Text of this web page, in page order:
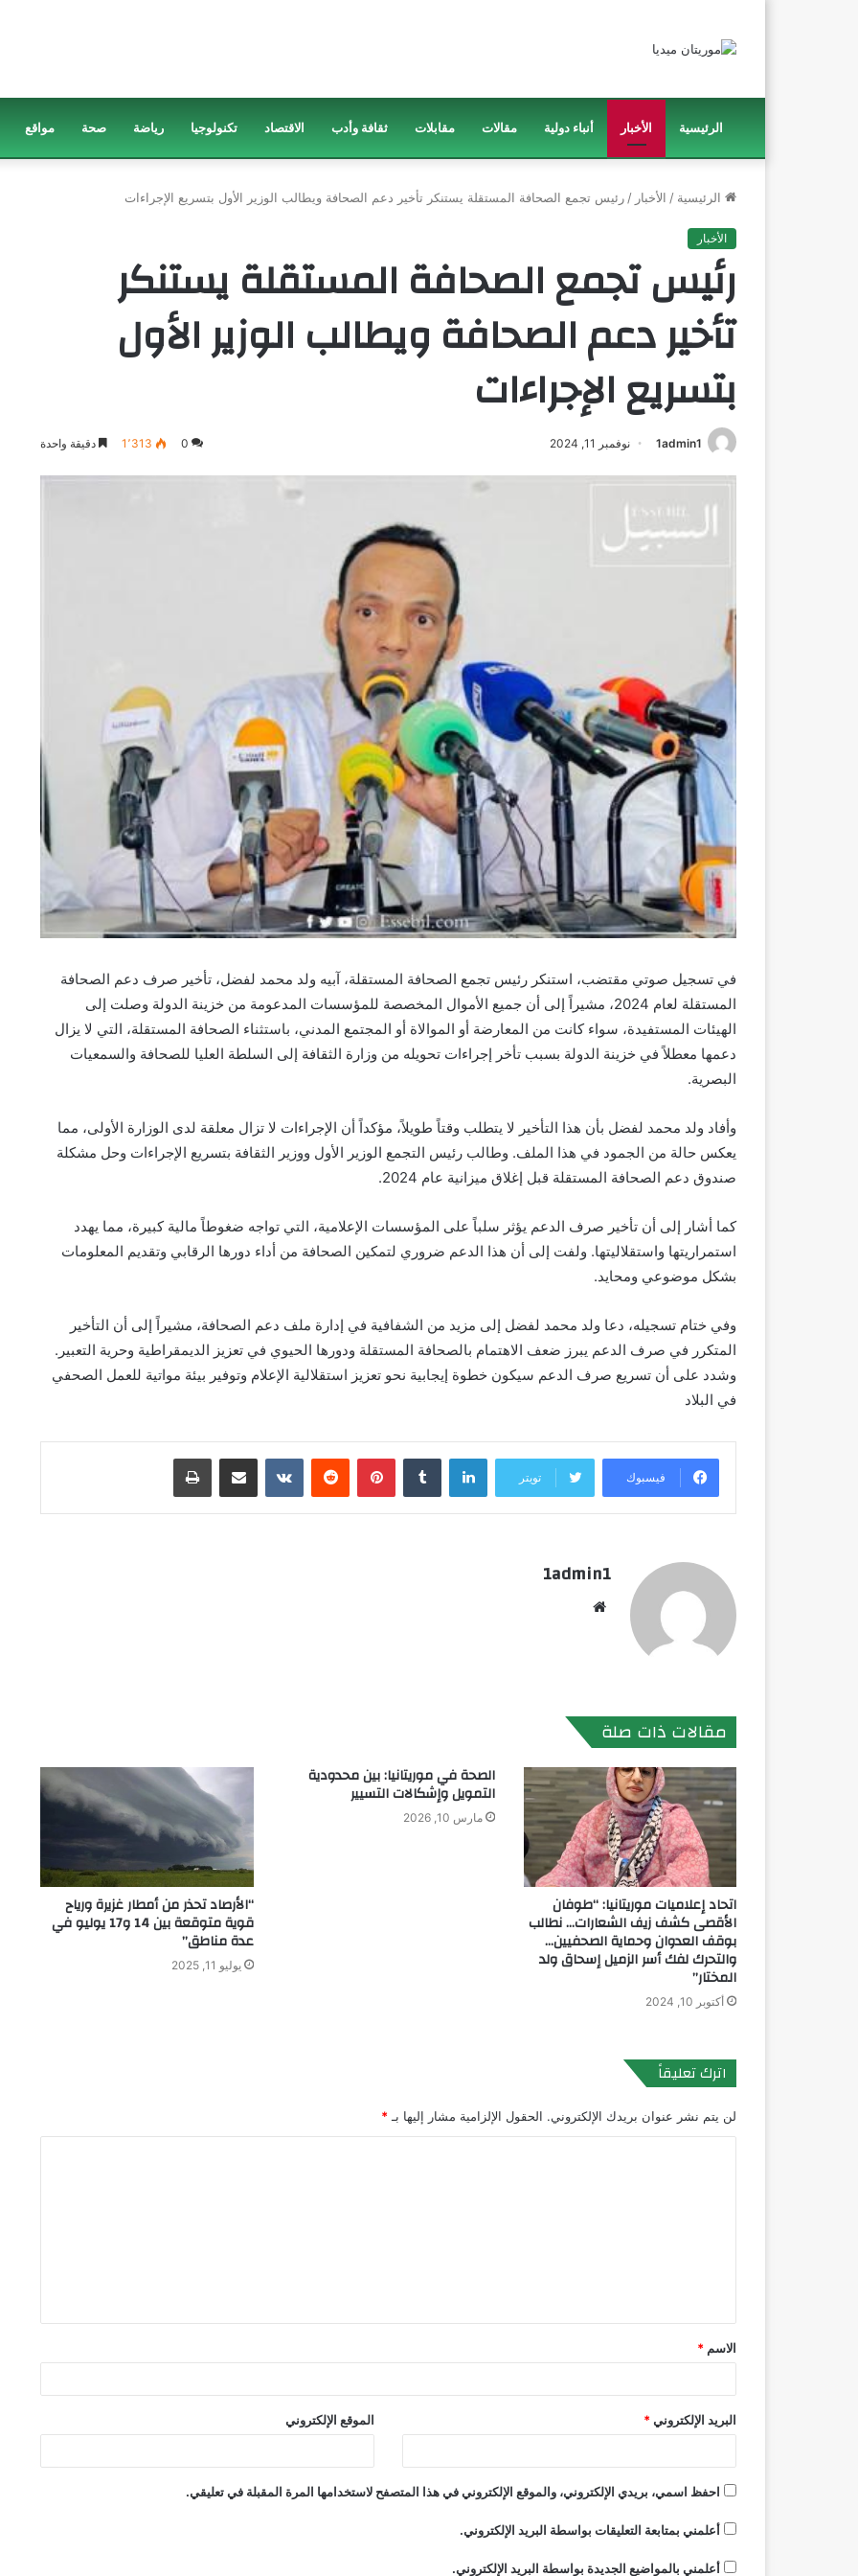
الرئيسية الأخبار أنباء دولية مقالات مقابلات ثقافة وأدب الاقتصاد تكنولوجيا رياضة صحة مواقع
الرئيسية / الأخبار / رئيس تجمع الصحافة المستقلة يستنكر تأخير دعم الصحافة ويطالب الوزير الأول بتسريع الإجراءات
الأخبار
رئيس تجمع الصحافة المستقلة يستنكر
تأخير دعم الصحافة ويطالب الوزير الأول
بتسريع الإجراءات
1admin1 نوفمبر 11, 2024 0 1٬313 دقيقة واحدة
في تسجيل صوتي مقتضب، استنكر رئيس تجمع الصحافة المستقلة، آبيه ولد محمد لفضل، تأخير صرف دعم الصحافة
المستقلة لعام 2024، مشيراً إلى أن جميع الأموال المخصصة للمؤسسات المدعومة من خزينة الدولة وصلت إلى
الهيئات المستفيدة، سواء كانت من المعارضة أو الموالاة أو المجتمع المدني، باستثناء الصحافة المستقلة، التي لا يزال
دعمها معطلاً في خزينة الدولة بسبب تأخر إجراءات تحويله من وزارة الثقافة إلى السلطة العليا للصحافة والسمعيات
البصرية.
وأفاد ولد محمد لفضل بأن هذا التأخير لا يتطلب وقتاً طويلاً، مؤكداً أن الإجراءات لا تزال معلقة لدى الوزارة الأولى، مما
يعكس حالة من الجمود في هذا الملف. وطالب رئيس التجمع الوزير الأول ووزير الثقافة بتسريع الإجراءات وحل مشكلة
صندوق دعم الصحافة المستقلة قبل إغلاق ميزانية عام 2024.
كما أشار إلى أن تأخير صرف الدعم يؤثر سلباً على المؤسسات الإعلامية، التي تواجه ضغوطاً مالية كبيرة، مما يهدد
استمراريتها واستقلاليتها. ولفت إلى أن هذا الدعم ضروري لتمكين الصحافة من أداء دورها الرقابي وتقديم المعلومات
بشكل موضوعي ومحايد.
وفي ختام تسجيله، دعا ولد محمد لفضل إلى مزيد من الشفافية في إدارة ملف دعم الصحافة، مشيراً إلى أن التأخير
المتكرر في صرف الدعم يبرز ضعف الاهتمام بالصحافة المستقلة ودورها الحيوي في تعزيز الديمقراطية وحرية التعبير.
وشدد على أن تسريع صرف الدعم سيكون خطوة إيجابية نحو تعزيز استقلالية الإعلام وتوفير بيئة مواتية للعمل الصحفي
في البلاد
فيسبوك تويتر
لينكدإن بينتيريست مشاركة عبر البريد طباعة
1admin1
مقالات ذات صلة
اتحاد إعلاميات موريتانيا: “طوفان
الأقصى كشف زيف الشعارات… نطالب
بوقف العدوان وحماية الصحفيين…
والتحرك لفك أسر الزميل إسحاق ولد
المختار”
أكتوبر 10, 2024
الصحة في موريتانيا: بين محدودية
التمويل وإشكالات التسيير
مارس 10, 2026
“الأرصاد تحذر من أمطار غزيرة ورياح
قوية متوقعة بين 14 و17 يوليو في
عدة مناطق”
يوليو 11, 2025
اترك تعليقاً
لن يتم نشر عنوان بريدك الإلكتروني. الحقول الإلزامية مشار إليها بـ *
ق
*
الاسم *
البريد الإلكتروني * الموقع الإلكتروني
احفظ اسمي، بريدي الإلكتروني، والموقع الإلكتروني في هذا المتصفح لاستخدامها المرة المقبلة في تعليقي.
أعلمني بمتابعة التعليقات بواسطة البريد الإلكتروني.
أعلمني بالمواضيع الجديدة بواسطة البريد الإلكتروني.